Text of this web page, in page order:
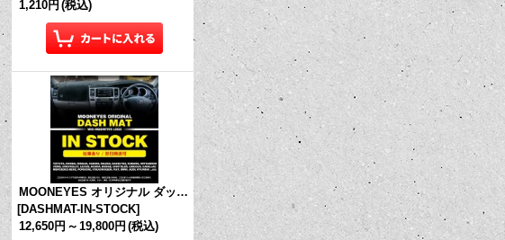
1,210円 (税込)
MOONEYES オリジナル ダッシュマット (in Stock!)
[DASHMAT-IN-STOCK]
12,650円 ～ 19,800円 (税込)